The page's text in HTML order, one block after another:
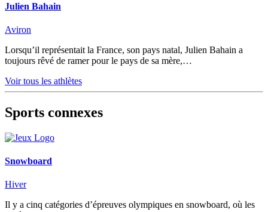
Julien Bahain
Aviron
Lorsqu’il représentait la France, son pays natal, Julien Bahain a
toujours rêvé de ramer pour le pays de sa mère,…
Voir tous les athlètes
Sports connexes
Snowboard
Hiver
Il y a cinq catégories d’épreuves olympiques en snowboard, où les